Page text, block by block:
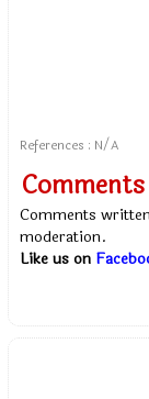
References : N/A
Comments
Comments
moderation.
Like us on